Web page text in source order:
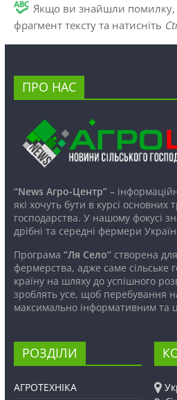
Якщо ви знайшли помилку,
фрагмент тексту та натисніть
ПРО НАС
“News Агро-Центр”–
які хочуть бути в курсі основних
господарства. У нашому фокусі
дрібні та середні фермери
Програма “Ля Село”створена
фермерства, адже саме сільське
країну на шляху до успішного
зроблять усе, щоб перебування
максимально інформативним та
РОЗДІЛИ
АГРОТЕХНІКА